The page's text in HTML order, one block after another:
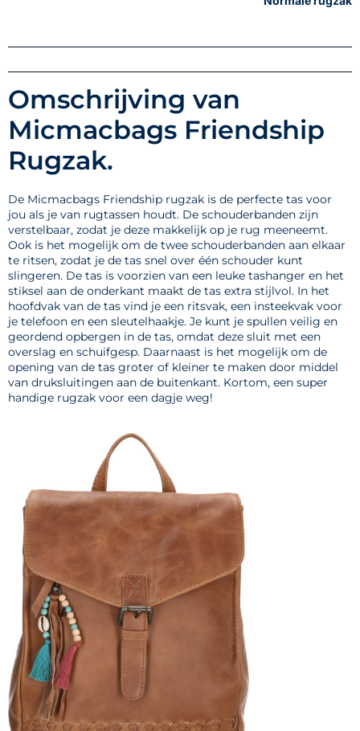
Omschrijving van
Micmacbags Friendship
Rugzak.
De Micmacbags Friendship rugzak is de perfecte tas voor
jou als je van rugtassen houdt. De schouderbanden zijn
verstelbaar, zodat je deze makkelijk op je rug meeneemt.
Ook is het mogelijk om de twee schouderbanden aan elkaar
te ritsen, zodat je de tas snel over één schouder kunt
slingeren. De tas is voorzien van een leuke tashanger en het
stiksel aan de onderkant maakt de tas extra stijlvol. In het
hoofdvak van de tas vind je een ritsvak, een insteekvak voor
je telefoon en een sleutelhaakje. Je kunt je spullen veilig en
geordend opbergen in de tas, omdat deze sluit met een
overslag en schuifgesp. Daarnaast is het mogelijk om de
opening van de tas groter of kleiner te maken door middel
van druksluitingen aan de buitenkant. Kortom, een super
handige rugzak voor een dagje weg!